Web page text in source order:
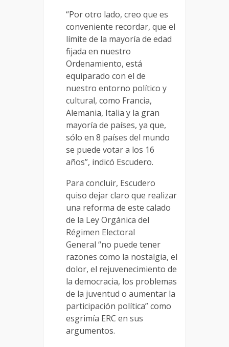
“Por otro lado, creo que es
conveniente recordar, que el
límite de la mayoría de edad
fijada en nuestro
Ordenamiento, está
equiparado con el de
nuestro entorno político y
cultural, como Francia,
Alemania, Italia y la gran
mayoría de países, ya que,
sólo en 8 países del mundo
se puede votar a los 16
años”, indicó Escudero.
Para concluir, Escudero
quiso dejar claro que realizar
una reforma de este calado
de la Ley Orgánica del
Régimen Electoral
General “no puede tener
razones como la nostalgia, el
dolor, el rejuvenecimiento de
la democracia, los problemas
de la juventud o aumentar la
participación política” como
esgrimía ERC en sus
argumentos.